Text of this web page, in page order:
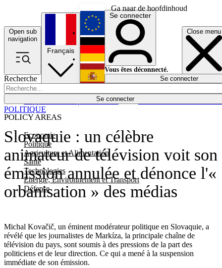
Ga naar de hoofdinhoud
Open sub
navigation
Close menu
Recherche
Se connecter
POLICY AREAS
Economie
Politique
Agriculture et Alimentation
Santé
Technologies
Energie, Environnement et Transport
Défense
Économie
Français
English
Deutsch
Español
Se connecter
Vous êtes déconnecté.
Se connecter
Slovaquie : un célèbre
animateur de télévision voit son
émission annulée et dénonce l'«
orbanisation » des médias
Michal Kovačič, un éminent modérateur politique en Slovaquie, a
révélé que les journalistes de Markíza, la principale chaîne de
télévision du pays, sont soumis à des pressions de la part des
politiciens et de leur direction. Ce qui a mené à la suspension
immédiate de son émission.
POLITIQUE